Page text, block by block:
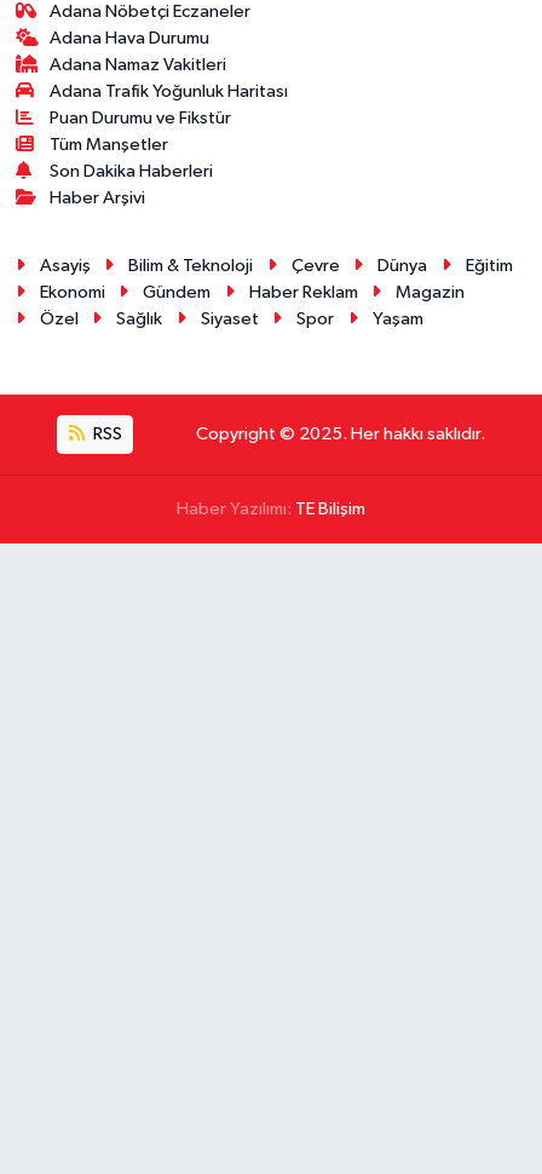
Adana Nöbetçi Eczaneler
Adana Hava Durumu
Adana Namaz Vakitleri
Adana Trafik Yoğunluk Haritası
Puan Durumu ve Fikstür
Tüm Manşetler
Son Dakika Haberleri
Haber Arşivi
Asayiş Bilim & Teknoloji Çevre Dünya
Eğitim
Ekonomi
Gündem Haber Reklam
Magazin
Özel
Sağlık Siyaset Spor Yaşam
RSS Copyright © 2025. Her hakkı saklıdır.
Haber Yazılımı: TE Bilişim